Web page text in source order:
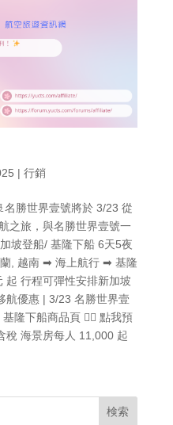
| 行銷
名勝世界壹號將於 3/23 從
之旅，與名勝世界壹號一
坡登船/ 基隆下船 6天5夜
, 越南 ➡ 海上航行 ➡ 基隆
起 行程可彈性安排新加坡
航優惠 | 3/23 名勝世界壹
隆下船商品頁 👉🏻 點我預
稅 海景房每人 11,000 起
検索